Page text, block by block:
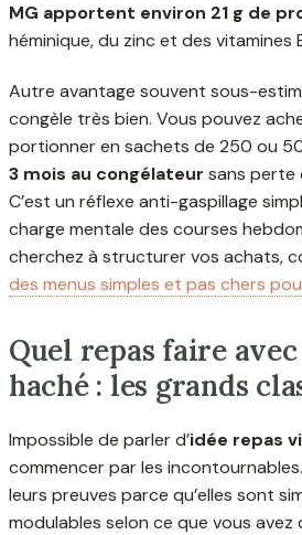
MG apportent environ 21 g de
héminique, du zinc et des vitamines
Autre avantage souvent sous-
congèle très bien. Vous pouvez
portionner en sachets de 250 ou
3 mois au congélateur sans perte
C’est un réflexe anti-gaspillage
charge mentale des courses
cherchez à structurer vos achats,
des menus simples et pas chers
Quel repas faire
haché : les grands
Impossible de parler d’idée repas
commencer par les
leurs preuves parce qu’elles sont
modulables selon ce que vous avez